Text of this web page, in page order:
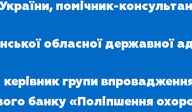
помічник-
обласної державної
групи
банку «Поліпшення